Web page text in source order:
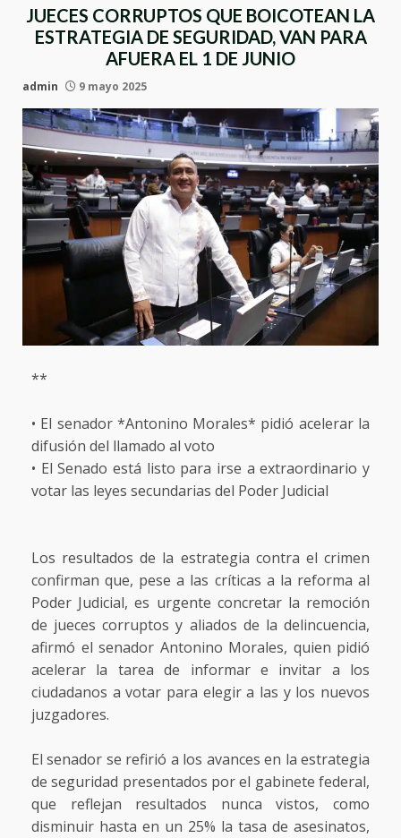
JUECES CORRUPTOS QUE BOICOTEAN LA
ESTRATEGIA DE SEGURIDAD, VAN PARA
AFUERA EL 1 DE JUNIO
admin 9 mayo 2025
**
• El senador *Antonino Morales* pidió acelerar la
difusión del llamado al voto
• El Senado está listo para irse a extraordinario y
votar las leyes secundarias del Poder Judicial
Los resultados de la estrategia contra el crimen
confirman que, pese a las críticas a la reforma al
Poder Judicial, es urgente concretar la remoción
de jueces corruptos y aliados de la delincuencia,
afirmó el senador Antonino Morales, quien pidió
acelerar la tarea de informar e invitar a los
ciudadanos a votar para elegir a las y los nuevos
juzgadores.
El senador se refirió a los avances en la estrategia
de seguridad presentados por el gabinete federal,
que reflejan resultados nunca vistos, como
disminuir hasta en un 25% la tasa de asesinatos,